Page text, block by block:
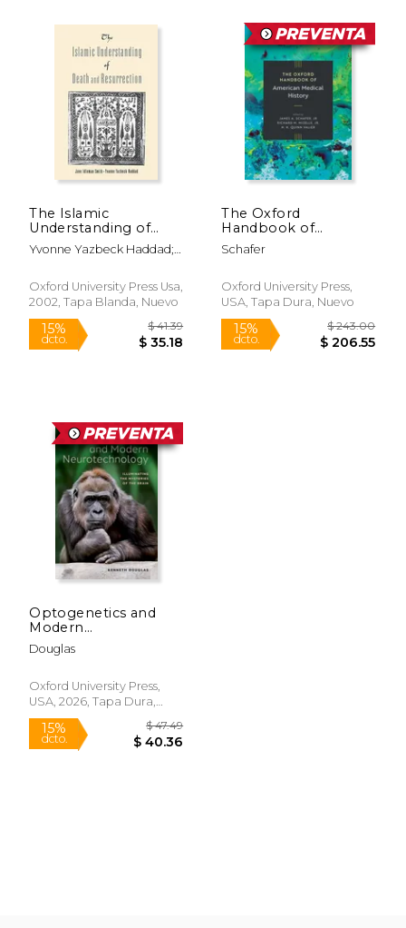
15%
dcto.
6%
dcto.
6%
dcto. $ 151.75
The Islamic
Understanding of
Death and
Resurrection (en
Yvonne Yazbeck Haddad;
Oxford University Press Usa,
2002, Tapa Blanda, Nuevo
The Oxford
Handbook of
American Medical
History (en Inglés)
Schafer
Oxford University Press,
USA, Tapa Dura, Nuevo
Optogenetics and
Modern
Neurotechnology (en
Inglés)
Douglas
Oxford University Press,
USA, 2026, Tapa Dura,
Nuevo